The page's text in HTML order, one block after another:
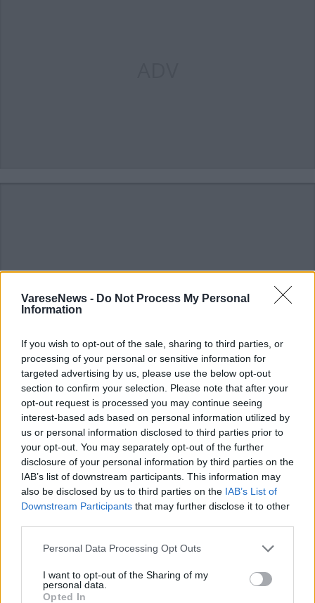
VareseNews - Do Not Process My Personal
Information
If you wish to opt-out of the sale, sharing to third parties, or
processing of your personal or sensitive information for
targeted advertising by us, please use the below opt-out
section to confirm your selection. Please note that after your
opt-out request is processed you may continue seeing
interest-based ads based on personal information utilized by
us or personal information disclosed to third parties prior to
your opt-out. You may separately opt-out of the further
disclosure of your personal information by third parties on the
IAB’s list of downstream participants. This information may
also be disclosed by us to third parties on the IAB’s List of
Downstream Participants that may further disclose it to other
Personal Data Processing Opt Outs
I want to opt-out of the Sharing of my
personal data.
Opted In
ADV
Commenti
Accedio registratiper commentare questo
articolo.
L'email è richiesta ma non verrà mostrata ai visitatori. Il contenuto di questo
commento esprime il pensiero dell'autore e non rappresenta la linea editoriale
di VareseNews.it, che rimane autonoma e indipendente. I messaggi inclusi nei
commenti non sono testi giornalistici, ma post inviati dai singoli lettori che
possono essere automaticamente pubblicati senza filtro preventivo. I commenti
che includano uno o più link a siti esterni verranno rimossi in automatico dal